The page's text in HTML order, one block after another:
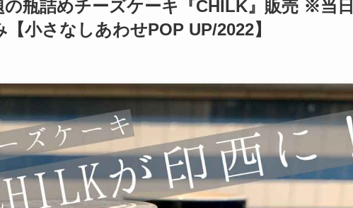
の瓶詰めチーズケーキ『CHILK』販売 ※当
小さなしあわせPOP UP/2022】